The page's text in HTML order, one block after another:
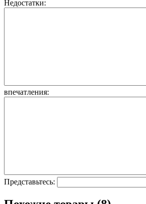
Недостатки:
впечатления:
Представьтесь: